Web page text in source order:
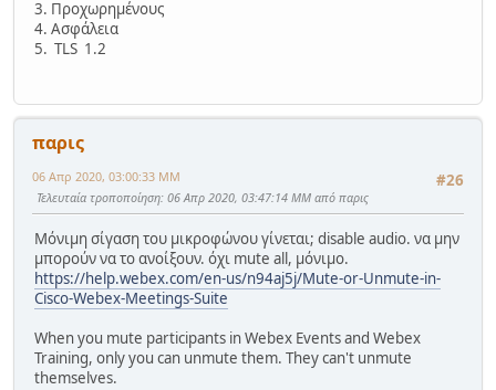
3. Προχωρημένους
4. Ασφάλεια
5. TLS 1.2
παρις
#26
06 Απρ 2020, 03:00:33 ΜΜ
Τελευταία τροποποίηση: 06 Απρ 2020, 03:47:14 ΜΜ από παρις
Mόνιμη σίγαση του μικροφώνου γίνεται; disable audio. να μην
μπορούν να το ανοίξουν. όχι mute all, μόνιμο.
https://help.webex.com/en-us/n94aj5j/Mute-or-Unmute-in-
Cisco-Webex-Meetings-Suite
When you mute participants in Webex Events and Webex
Training, only you can unmute them. They can't unmute
themselves.